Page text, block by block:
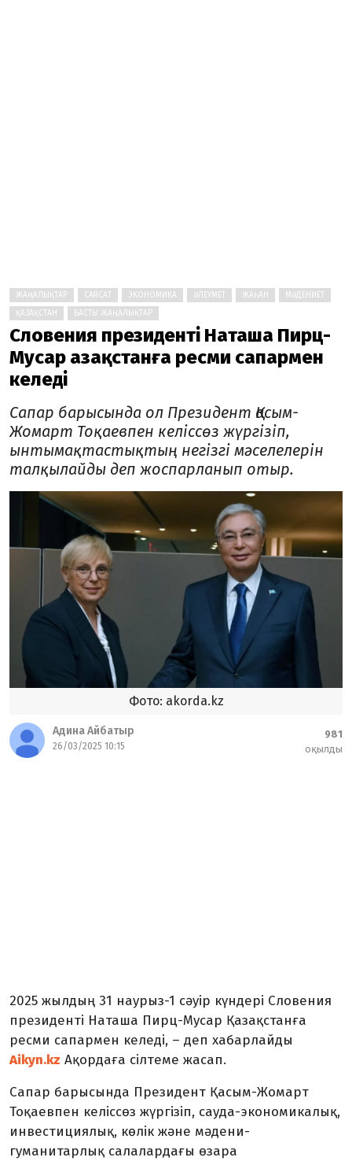
ЖАҢАЛЫҚТАР САЯСАТ ЭКОНОМИКА ӘЛЕУМЕТ ЖАҺАН
МӘДЕНИЕТ
ҚАЗАҚСТАН
БАСТЫ ЖАҢАЛЫҚТАР
Словения президенті Наташа Пирц-
Мусар Қазақстанға ресми сапармен
келеді
Сапар барысында ол Президент Қасым-
Жомарт Тоқаевпен келіссөз жүргізіп,
ынтымақтастықтың негізгі мәселелерін
талқылайды деп жоспарланып отыр.
Фото: akorda.kz
Адина Айбатыр
26/03/2025 10:15
981
оқылды
2025 жылдың 31 наурыз-1 сәуір күндері Словения
президенті Наташа Пирц-Мусар Қазақстанға
ресми сапармен келеді, – деп хабарлайды
Aikyn.kz Ақордаға сілтеме жасап.
Сапар барысында Президент Қасым-Жомарт
Тоқаевпен келіссөз жүргізіп, сауда-экономикалық,
инвестициялық, көлік және мәдени-
гуманитарлық салалардағы өзара